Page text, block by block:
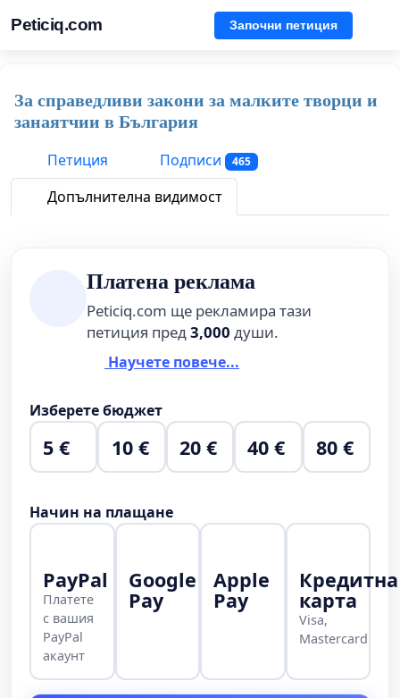
Peticiq.com Започни петиция
За справедливи закони за малките творци и
занаятчии в България
Петиция
Подписи 465
Допълнителна видимост
Платена реклама
Peticiq.com ще рекламира тази
петиция пред3,000 души.
Научете повече...
Изберете бюджет
5 € 10 € 20 € 40 € 80 €
Начин на плащане
PayPal
Платете
с вашия
PayPal
акаунт
Google
Pay
Apple
Pay
Кредитна
карта
Visa,
Mastercard